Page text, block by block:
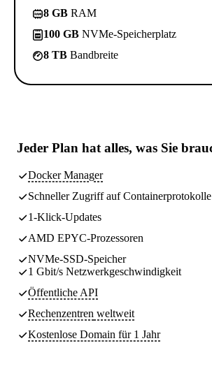
8 GB RAM
100 GB NVMe-Speicherplatz
8 TB Bandbreite
Jeder Plan hat alles, was Sie
Docker Manager
Schneller Zugriff auf Containerprotokolle
1-Klick-Updates
AMD EPYC-Prozessoren
NVMe-SSD-Speicher
1 Gbit/s Netzwerkgeschwindigkeit
Öffentliche API
Rechenzentren weltweit
Kostenlose Domain für 1 Jahr